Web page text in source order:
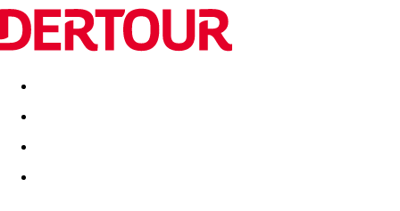
Destinatii Vacanta perfecta OFERTE DE NERATAT